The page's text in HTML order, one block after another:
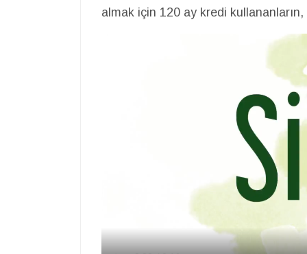
almak için 120 ay kredi